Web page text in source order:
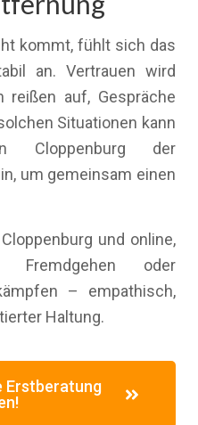
kommt, fühlt sich das
an. Vertrauen wird
reißen auf, Gespräche
Situationen kann
Cloppenburg der
um gemeinsam einen
und online,
oder
– empathisch,
Haltung.
Erstberatung